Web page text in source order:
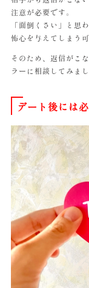
注意が必要です。
「面倒くさい」と思
怖心を与えてしまう
そのため、返信がこ
ラーに相談してみまし
デート後には